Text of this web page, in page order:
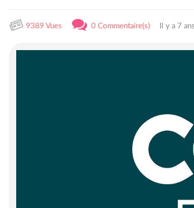
9389 Vues 0 Commentaire(s) Il y a 7 ans